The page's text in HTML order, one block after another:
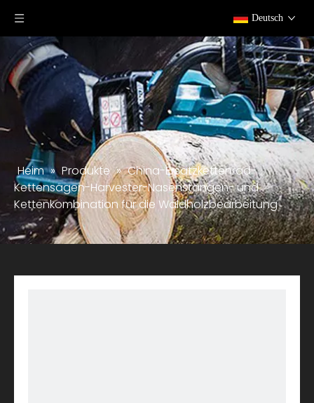
Deutsch
Heim » Produkte » China-Ersatzkettenrad-
Kettensägen-Harvester-Nasenstangen- und
Kettenkombination für die Waldholzbearbeitung